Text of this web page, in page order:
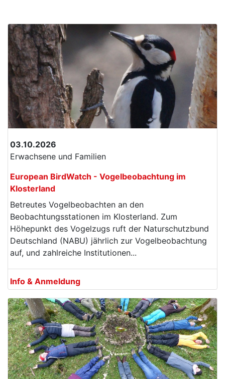
03.10.2026
Erwachsene und Familien
European BirdWatch - Vogelbeobachtung im
Klosterland
Betreutes Vogelbeobachten an den
Beobachtungsstationen im Klosterland. Zum
Höhepunkt des Vogelzugs ruft der Naturschutzbund
Deutschland (NABU) jährlich zur Vogelbeobachtung
auf, und zahlreiche Institutionen...
Info & Anmeldung